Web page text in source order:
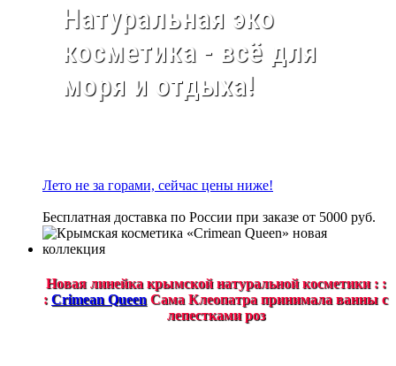
Натуральная эко
косметика - всё для
моря и отдыха!
Лето не за горами, сейчас цены ниже!
Бесплатная доставка по России при заказе от 5000 руб.
Новая линейка крымской натуральной косметики : :
: Crimean Queen Сама Клеопатра принимала ванны с
лепестками роз